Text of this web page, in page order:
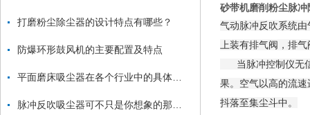
打磨粉尘除尘器的设计特点有哪些？
防爆环形鼓风机的主要配置及特点
砂带机磨削粉尘脉冲
气动脉冲反吹系统
上装有排气阀，排
当脉冲控制仪无信
果。空气以高的流
抖落至集尘斗中。